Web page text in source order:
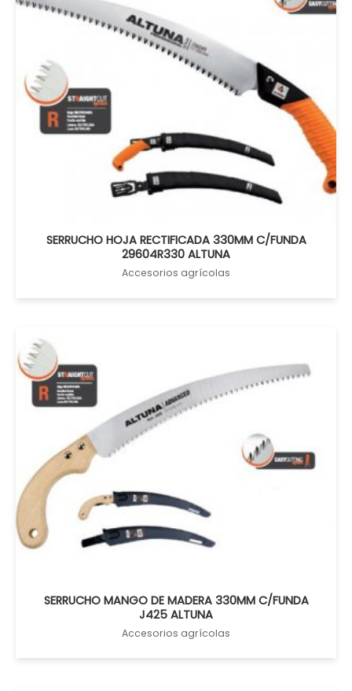
SERRUCHO HOJA RECTIFICADA 330MM C/FUNDA
29604R330 ALTUNA
Accesorios agrícolas
SERRUCHO MANGO DE MADERA 330MM C/FUNDA
J425 ALTUNA
Accesorios agrícolas